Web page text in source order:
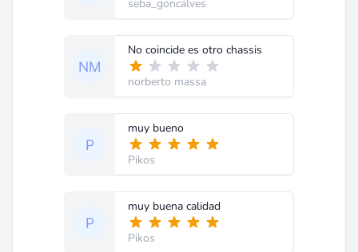
seba_goncalves
No coincide es otro chassis
norberto massa
muy bueno
Pikos
muy buena calidad
Pikos